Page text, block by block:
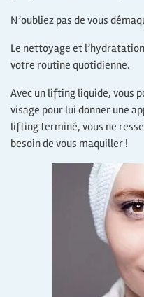
N’oubliez pas de vous
Le nettoyage et
votre routine quotidienne.
Avec un lifting liquide, vous
visage pour lui donner une
lifting terminé, vous ne
besoin de vous maquiller !